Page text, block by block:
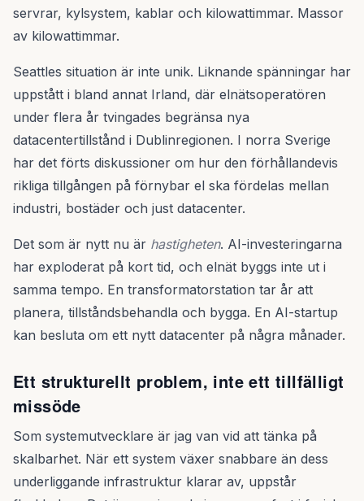
servrar, kylsystem, kablar och kilowattimmar. Massor
av kilowattimmar.
Seattles situation är inte unik. Liknande spänningar har
uppstått i bland annat Irland, där elnätsoperatören
under flera år tvingades begränsa nya
datacentertillstånd i Dublinregionen. I norra Sverige
har det förts diskussioner om hur den förhållandevis
rikliga tillgången på förnybar el ska fördelas mellan
industri, bostäder och just datacenter.
Det som är nytt nu är hastigheten. AI-investeringarna
har exploderat på kort tid, och elnät byggs inte ut i
samma tempo. En transformatorstation tar år att
planera, tillståndsbehandla och bygga. En AI-startup
kan besluta om ett nytt datacenter på några månader.
Ett strukturellt problem, inte ett tillfälligt
missöde
Som systemutvecklare är jag van vid att tänka på
skalbarhet. När ett system växer snabbare än dess
underliggande infrastruktur klarar av, uppstår